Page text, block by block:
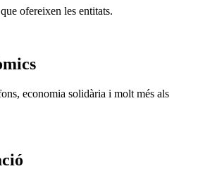
ofereixen les entitats.
economia solidària i molt més als